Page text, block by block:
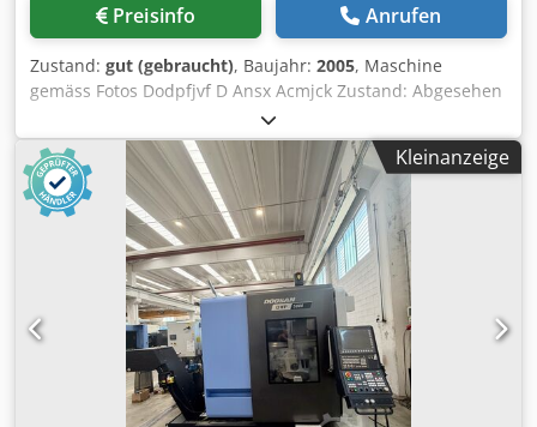
Preisinfo Anrufen
Zustand: gut (gebraucht), Baujahr: 2005, Maschine
gemäss Fotos Dodpfjvf D Ansx Acmjck Zustand: Abgesehen
von einem defekten Steckplatz im WZ-Magazin, sehr gut!
Werkzeughalter vorhanden
Kleinanzeige